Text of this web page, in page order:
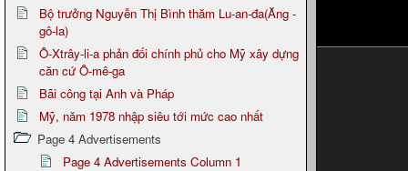
Bộ trưởng Nguyễn Thị Bình thăm Lu-an-đa(Ăng -
gô-la)
Ô-Xtrây-li-a phản đối chính phủ cho Mỹ xây dựng
căn cứ Ô-mê-ga
Bãi công tại Anh và Pháp
Mỹ, năm 1978 nhập siêu tới mức cao nhất
Page 4 Advertisements
Page 4 Advertisements Column 1